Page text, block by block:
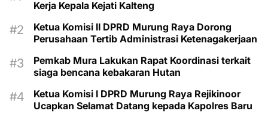
Kerja Kepala Kejati Kalteng
Ketua Komisi II DPRD Murung Raya Dorong
Perusahaan Tertib Administrasi Ketenagakerjaan
Pemkab Mura Lakukan Rapat Koordinasi terkait
siaga bencana kebakaran Hutan
Ketua Komisi I DPRD Murung Raya Rejikinoor
Ucapkan Selamat Datang kepada Kapolres Baru